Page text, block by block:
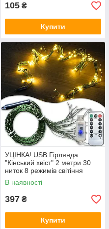
105 ₴
Купити
УЦІНКА! USB Гірлянда
"Кінський хвіст" 2 метри 30
ниток 8 режимів світіння
Теплий білий (Немає
паковання 3292)
В наявності
397 ₴
Купити